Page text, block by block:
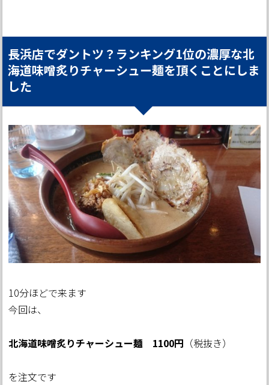
長浜店でダントツ？ランキング1位の濃厚な北
海道味噌炙りチャーシュー麺を頂くことにしま
した
10分ほどで来ます
今回は、
北海道味噌炙りチャーシュー麺 1100円 （税抜き）
を注文です